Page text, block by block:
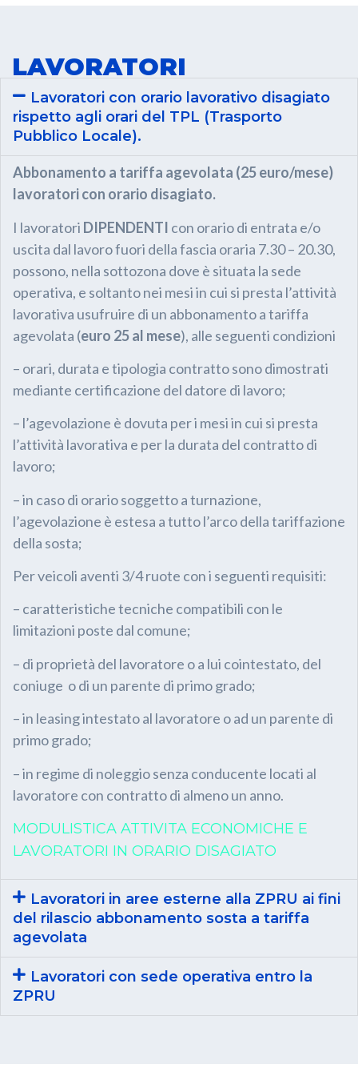
LAVORATORI
Lavoratori con orario lavorativo disagiato
rispetto agli orari del TPL (Trasporto
Pubblico Locale).
Abbonamento a tariffa agevolata (25 euro/mese)
lavoratori con orario disagiato.
I lavoratori DIPENDENTI con orario di entrata e/o
uscita dal lavoro fuori della fascia oraria 7.30 – 20.30,
possono, nella sottozona dove è situata la sede
operativa, e soltanto nei mesi in cui si presta l’attività
lavorativa usufruire di un abbonamento a tariffa
agevolata (euro 25 al mese), alle seguenti condizioni
– orari, durata e tipologia contratto sono dimostrati
mediante certificazione del datore di lavoro;
– l’agevolazione è dovuta per i mesi in cui si presta
l’attività lavorativa e per la durata del contratto di
lavoro;
– in caso di orario soggetto a turnazione,
l’agevolazione è estesa a tutto l’arco della tariffazione
della sosta;
Per veicoli aventi 3/4 ruote con i seguenti requisiti:
– caratteristiche tecniche compatibili con le
limitazioni poste dal comune;
– di proprietà del lavoratore o a lui cointestato, del
coniuge o di un parente di primo grado;
– in leasing intestato al lavoratore o ad un parente di
primo grado;
– in regime di noleggio senza conducente locati al
lavoratore con contratto di almeno un anno.
MODULISTICA ATTIVITA ECONOMICHE E
LAVORATORI IN ORARIO DISAGIATO
Lavoratori in aree esterne alla ZPRU ai fini
del rilascio abbonamento sosta a tariffa
agevolata
Lavoratori con sede operativa entro la
ZPRU